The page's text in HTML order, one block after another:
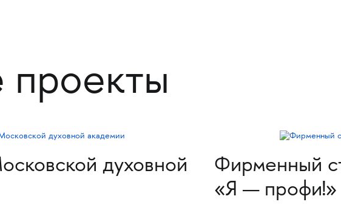
проекты
духовной
Фирменный
«Я — профи!»